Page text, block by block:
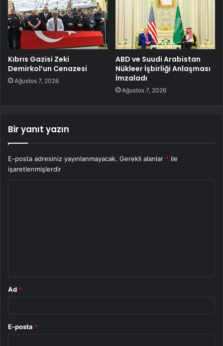
Kıbrıs Gazisi Zeki
Demirkol’un Cenazesi
Ağustos 7, 2026
ABD ve Suudi Arabistan
Nükleer İşbirliği Anlaşması
İmzaladı
Ağustos 7, 2026
Bir yanıt yazın
E-posta adresiniz yayınlanmayacak. Gerekli alanlar * ile
işaretlenmişlerdir
Ad *
E-posta *